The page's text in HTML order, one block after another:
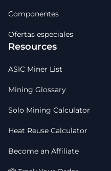
Componentes
Ofertas especiales
Resources
ASIC Miner List
Mining Glossary
Solo Mining Calculator
Heat Reuse Calculator
Become an Affiliate